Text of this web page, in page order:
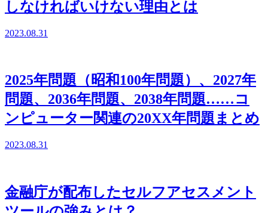
しなければいけない理由とは
2023.08.31
2025年問題（昭和100年問題）、2027年
問題、2036年問題、2038年問題……コ
ンピューター関連の20XX年問題まとめ
2023.08.31
金融庁が配布したセルフアセスメント